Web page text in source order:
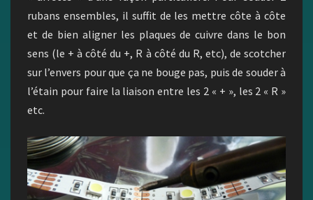
rubans ensembles, il suffit de les mettre côte à côte
et de bien aligner les plaques de cuivre dans le bon
sens (le + à côté du +, R à côté du R, etc), de scotcher
sur l’envers pour que ça ne bouge pas, puis de souder à
l’étain pour faire la liaison entre les 2 « + », les 2 « R »
etc.